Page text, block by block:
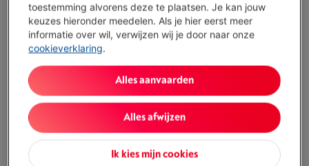
Morgen geleverd -Bekijk voorraad
€ 34,95
Vergelijken
Troeven
toestemming alvorens deze te plaatsen. Je kan jouw
keuzes hieronder meedelen. Als je hier eerst meer
informatie over wil, verwijzen wij je door naar onze
cookieverklaring.
Ik kies mijn cookies
Alles afwijzen
Alles aanvaarden